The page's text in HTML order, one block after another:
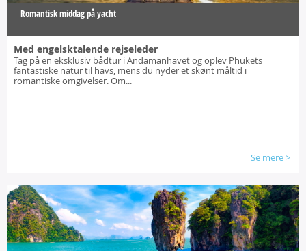
Romantisk middag på yacht
Med engelsktalende rejseleder
Tag på en eksklusiv bådtur i Andamanhavet og oplev Phukets
fantastiske natur til havs, mens du nyder et skønt måltid i
romantiske omgivelser. Om...
Se mere>